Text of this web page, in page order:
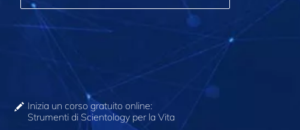
Inizia un corso gratuito online:
Strumenti di Scientology per la Vita